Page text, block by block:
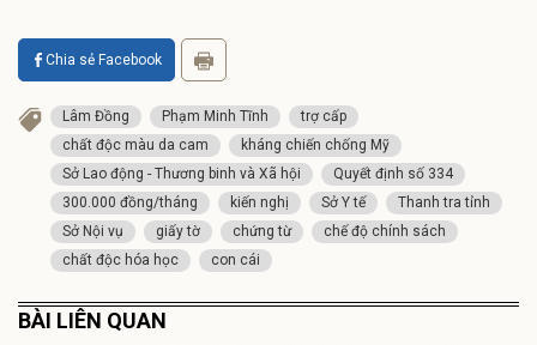
Chia sẻ Facebook
Lâm Đồng Phạm Minh Tĩnh
trợ cấp
chất độc màu da cam
kháng chiến chống Mỹ
Sở Lao động - Thương binh và Xã hội
Quyết định số 334
300.000 đồng/tháng
kiến nghị Sở Y tế
Thanh tra tỉnh
Sở Nội vụ
giấy tờ chứng từ
chế độ chính sách
chất độc hóa học
con cái
BÀI LIÊN QUAN